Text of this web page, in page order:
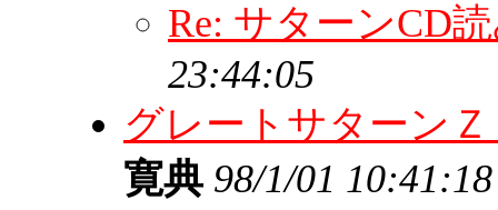
Re: サターンCD
23:44:05
グレートサターン
寛典 98/1/01 10:41:18